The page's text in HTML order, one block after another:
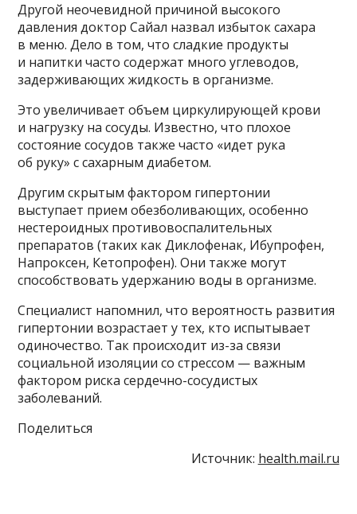
Другой неочевидной причиной высокого
давления доктор Сайал назвал избыток сахара
в меню. Дело в том, что сладкие продукты
и напитки часто содержат много углеводов,
задерживающих жидкость в организме.
Это увеличивает объем циркулирующей крови
и нагрузку на сосуды. Известно, что плохое
состояние сосудов также часто «идет рука
об руку» с сахарным диабетом.
Другим скрытым фактором гипертонии
выступает прием обезболивающих, особенно
нестероидных противовоспалительных
препаратов (таких как Диклофенак, Ибупрофен,
Напроксен, Кетопрофен). Они также могут
способствовать удержанию воды в организме.
Специалист напомнил, что вероятность развития
гипертонии возрастает у тех, кто испытывает
одиночество. Так происходит из-за связи
социальной изоляции со стрессом — важным
фактором риска сердечно-сосудистых
заболеваний.
Поделиться
Источник: health.mail.ru